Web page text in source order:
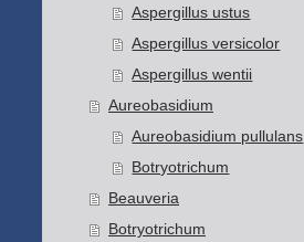
Aspergillus ustus
Aspergillus versicolor
Aspergillus wentii
Aureobasidium
Aureobasidium pullulans
Botryotrichum
Beauveria
Botryotrichum